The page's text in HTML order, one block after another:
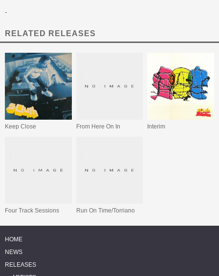
-
RELATED RELEASES
Keep Close From Here On In Interim
Four Track Sessions Run On Time/Torriano
HOME
NEWS
RELEASES